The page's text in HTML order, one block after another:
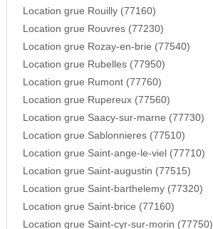
Location grue Rouilly (77160)
Location grue Rouvres (77230)
Location grue Rozay-en-brie (77540)
Location grue Rubelles (77950)
Location grue Rumont (77760)
Location grue Rupereux (77560)
Location grue Saacy-sur-marne (77730)
Location grue Sablonnieres (77510)
Location grue Saint-ange-le-viel (77710)
Location grue Saint-augustin (77515)
Location grue Saint-barthelemy (77320)
Location grue Saint-brice (77160)
Location grue Saint-cyr-sur-morin (77750)